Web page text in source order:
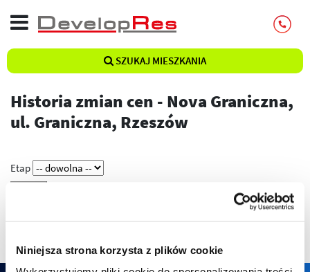
Niniejsza strona korzysta z plików cookie
SZUKAJ MIESZKANIA
Historia zmian cen - Nova Graniczna,
ul. Graniczna, Rzeszów
Etap